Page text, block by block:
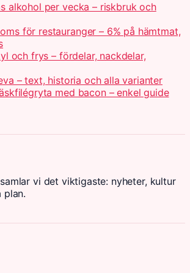
alkohol per vecka – riskbruk och
för restauranger – 6% på hämtmat,
och frys – fördelar, nackdelar,
– text, historia och alla varianter
med bacon – enkel guide
vi det viktigaste: nyheter, kultur
plan.